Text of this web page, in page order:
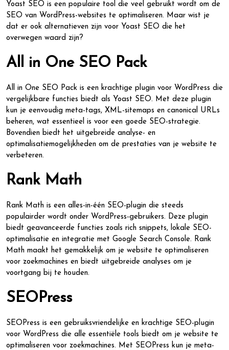
Yoast SEO is een populaire tool die veel gebruikt wordt om de
SEO van WordPress-websites te optimaliseren. Maar wist je
dat er ook alternatieven zijn voor Yoast SEO die het
overwegen waard zijn?
All in One SEO Pack
All in One SEO Pack is een krachtige plugin voor WordPress die
vergelijkbare functies biedt als Yoast SEO. Met deze plugin
kun je eenvoudig meta-tags, XML-sitemaps en canonical URLs
beheren, wat essentieel is voor een goede SEO-strategie.
Bovendien biedt het uitgebreide analyse- en
optimalisatiemogelijkheden om de prestaties van je website te
verbeteren.
Rank Math
Rank Math is een alles-in-één SEO-plugin die steeds
populairder wordt onder WordPress-gebruikers. Deze plugin
biedt geavanceerde functies zoals rich snippets, lokale SEO-
optimalisatie en integratie met Google Search Console. Rank
Math maakt het gemakkelijk om je website te optimaliseren
voor zoekmachines en biedt uitgebreide analyses om je
voortgang bij te houden.
SEOPress
SEOPress is een gebruiksvriendelijke en krachtige SEO-plugin
voor WordPress die alle essentiële tools biedt om je website te
optimaliseren voor zoekmachines. Met SEOPress kun je meta-